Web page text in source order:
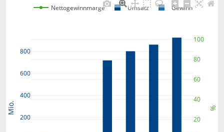
200
400
600
800
20
40
60
80
100
Nettogewinnmarge Umsatz Gewinn
Mio. %